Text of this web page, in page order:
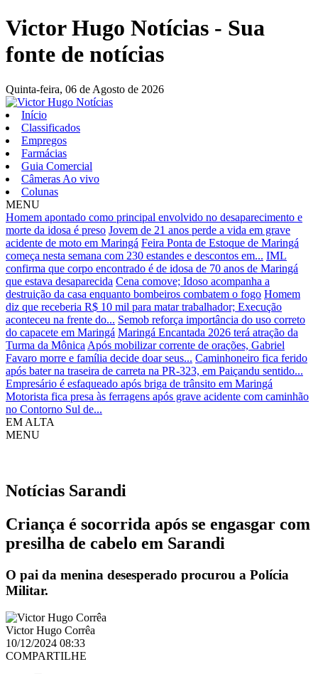
Victor Hugo Notícias - Sua
fonte de notícias
Quinta-feira, 06 de Agosto de 2026
Início
Classificados
Empregos
Farmácias
Guia Comercial
Câmeras Ao vivo
Colunas
MENU
Homem apontado como principal envolvido no desaparecimento e
morte da idosa é preso Jovem de 21 anos perde a vida em grave
acidente de moto em Maringá Feira Ponta de Estoque de Maringá
começa nesta semana com 230 estandes e descontos em... IML
confirma que corpo encontrado é de idosa de 70 anos de Maringá
que estava desaparecida Cena comove; Idoso acompanha a
destruição da casa enquanto bombeiros combatem o fogo Homem
diz que receberia R$ 10 mil para matar trabalhador; Execução
aconteceu na frente do... Semob reforça importância do uso correto
do capacete em Maringá Maringá Encantada 2026 terá atração da
Turma da Mônica Após mobilizar corrente de orações, Gabriel
Favaro morre e família decide doar seus... Caminhoneiro fica ferido
após bater na traseira de carreta na PR-323, em Paiçandu sentido...
Empresário é esfaqueado após briga de trânsito em Maringá
Motorista fica presa às ferragens após grave acidente com caminhão
no Contorno Sul de...
EM ALTA
MENU
Notícias Sarandi
Criança é socorrida após se engasgar com
presilha de cabelo em Sarandi
O pai da menina desesperado procurou a Polícia
Militar.
Victor Hugo Corrêa
10/12/2024 08:33
COMPARTILHE